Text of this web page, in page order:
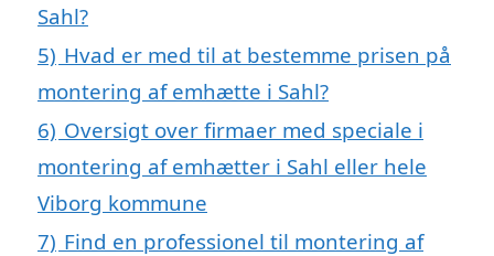
Sahl?
5) Hvad er med til at bestemme prisen på
montering af emhætte i Sahl?
6) Oversigt over firmaer med speciale i
montering af emhætter i Sahl eller hele
Viborg kommune
7) Find en professionel til montering af